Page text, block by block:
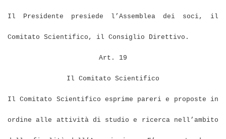
Il Presidente presiede l’Assemblea dei soci, il
Comitato Scientifico, il Consiglio Direttivo.
Art. 19
Il Comitato Scientifico
Il Comitato Scientifico esprime pareri e proposte in
ordine alle attività di studio e ricerca nell’ambito